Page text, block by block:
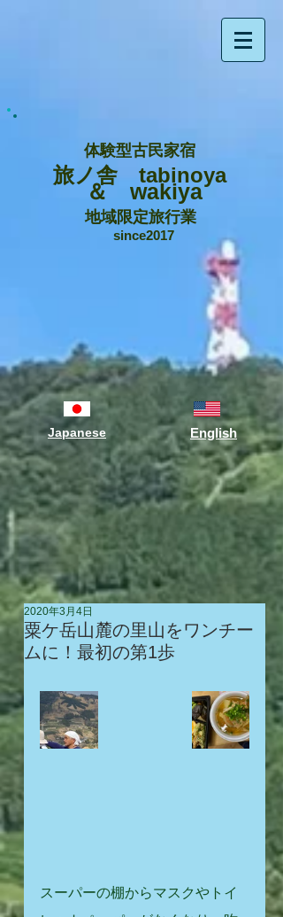
体験型古民家宿
旅ノ舎 tabinoya
＆ wakiya
地域限定旅行業
since2017
Japanese English
粟ケ岳山麓の里山をワンチー
ムに！最初の第1歩
2020年3月4日
スーパーの棚からマスクやトイ